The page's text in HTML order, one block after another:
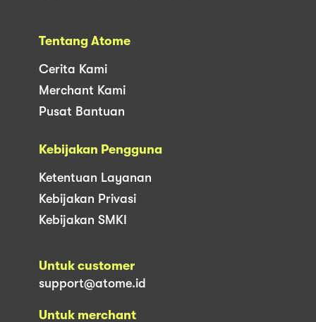
Tentang Atome
Cerita Kami
Merchant Kami
Pusat Bantuan
Kebijakan Pengguna
Ketentuan Layanan
Kebijakan Privasi
Kebijakan SMKI
Untuk customer
support@atome.id
Untuk merchant